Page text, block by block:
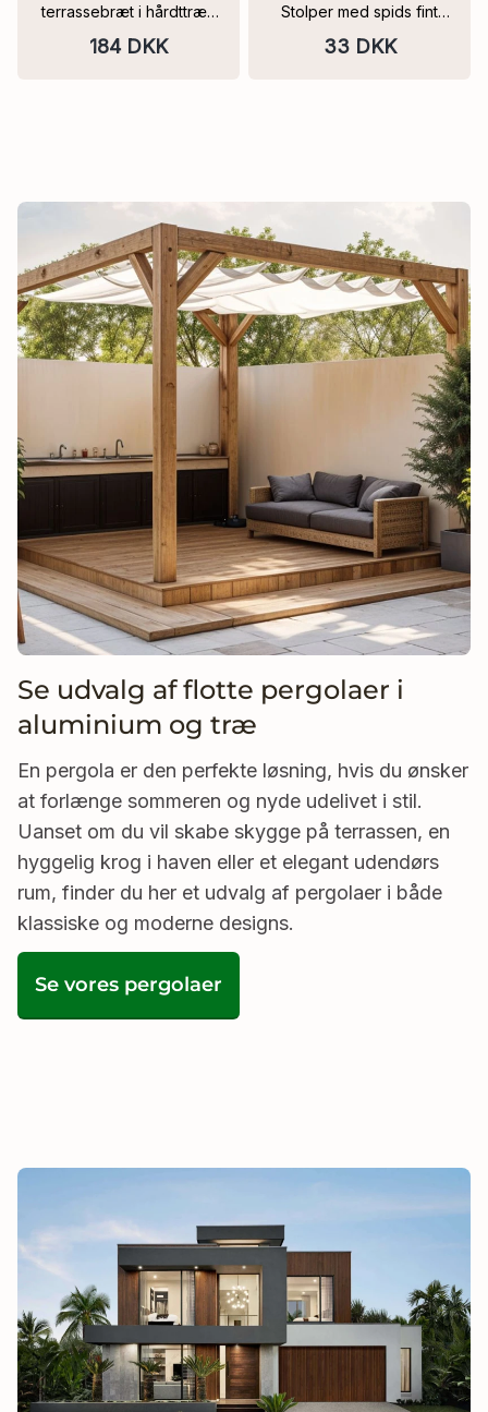
terrassebræt i hårdttræ ,
Varianter
184 DKK
Stolper med spids fint
33 DKK
Se udvalg af flotte pergolaer i
aluminium og træ
En pergola er den perfekte løsning, hvis du ønsker
at forlænge sommeren og nyde udelivet i stil.
Uanset om du vil skabe skygge på terrassen, en
hyggelig krog i haven eller et elegant udendørs
rum, finder du her et udvalg af pergolaer i både
klassiske og moderne designs.
Se vores pergolaer